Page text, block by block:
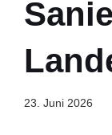
23. Juni 2026